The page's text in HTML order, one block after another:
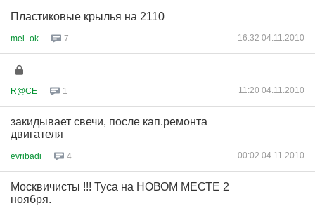
Пластиковые крылья на 2110
mel_ok 7 16:32 04.11.2010
R@CE 1 11:20 04.11.2010
закидывает свечи, после кап.ремонта
двигателя
evribadi 4 00:02 04.11.2010
Москвичисты !!! Туса на НОВОМ МЕСТЕ 2
ноября.